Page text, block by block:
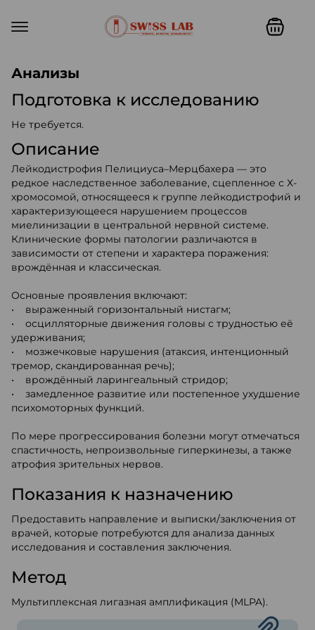
Анализы
Подготовка к исследованию
Не требуется.
Описание
Лейкодистрофия Пелициуса–Мерцбахера — это
редкое наследственное заболевание, сцепленное с Х-
хромосомой, относящееся к группе лейкодистрофий и
характеризующееся нарушением процессов
миелинизации в центральной нервной системе.
Клинические формы патологии различаются в
зависимости от степени и характера поражения:
врождённая и классическая.
Основные проявления включают:
• выраженный горизонтальный нистагм;
• осцилляторные движения головы с трудностью её
удерживания;
• мозжечковые нарушения (атаксия, интенционный
тремор, скандированная речь);
• врождённый ларингеальный стридор;
• замедленное развитие или постепенное ухудшение
психомоторных функций.
По мере прогрессирования болезни могут отмечаться
спастичность, непроизвольные гиперкинезы, а также
атрофия зрительных нервов.
Показания к назначению
Предоставить направление и выписки/заключения от
врачей, которые потребуются для анализа данных
исследования и составления заключения.
Метод
Мультиплексная лигазная амплификация (MLPA).